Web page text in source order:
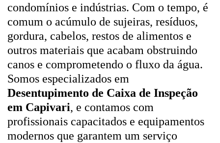
condomínios e indústrias. Com o tempo, é
comum o acúmulo de sujeiras, resíduos,
gordura, cabelos, restos de alimentos e
outros materiais que acabam obstruindo
canos e comprometendo o fluxo da água.
Somos especializados em
Desentupimento de Caixa de Inspeção
em Capivari, e contamos com
profissionais capacitados e equipamentos
modernos que garantem um serviço